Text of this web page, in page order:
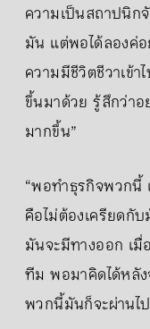
ความเป็นสถาปนิก
มัน แต่พอได้ลองค่
ความมีชีวิตชีวาเข้
ขึ้นมาด้วย รู้สึกว่า
มากขึ้น”
“พอทำธุรกิจพวกนี้
คือไม่ต้องเครียดกั
มันจะมีทางออก เ
ทีม พอมาคิดได้หลั
พวกนี้มันก็จะผ่านไ